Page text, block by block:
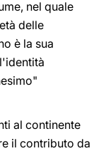
nel quale
delle
è la sua
al continente
il contributo da